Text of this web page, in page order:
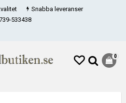
Snabba leveranser
533438
0